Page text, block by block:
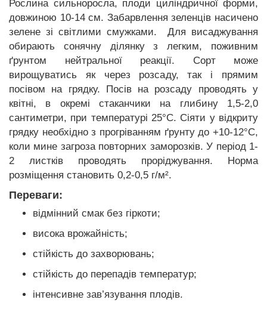
Рослина сильноросла, плоди циліндричної форми,
довжиною 10-14 см. Забарвлення зеленців насичено
зелене зі світлими смужками. Для висаджування
обирають сонячну ділянку з легким, поживним
ґрунтом нейтральної реакції. Сорт може
вирощуватись як через розсаду, так і прямим
посівом на грядку. Посів на розсаду проводять у
квітні, в окремі стаканчики на глибину 1,5-2,0
сантиметри, при температурі 25°C. Сіяти у відкриту
грядку необхідно з прогріванням ґрунту до +10-12°C,
коли мине загроза повторних заморозків. У період 1-
2 листків проводять проріджування. Норма
розміщення становить 0,2-0,5 г/м².
Переваги:
відмінний смак без гіркоти;
висока врожайність;
стійкість до захворювань;
стійкість до перепадів температур;
інтенсивне зав’язування плодів.